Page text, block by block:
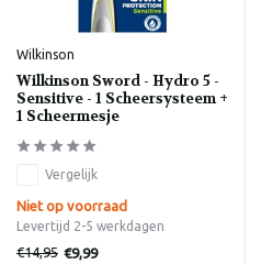
Wilkinson
Wilkinson Sword - Hydro 5 -
Sensitive - 1 Scheersysteem +
1 Scheermesje
Vergelijk
Niet op voorraad
Levertijd 2-5 werkdagen
€14,95 €9,99